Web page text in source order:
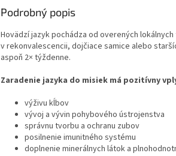
Podrobný popis
Hovädzí jazyk pochádza od overených
v rekonvalescencii, dojčiace samice alebo
aspoň 2× týždenne.
Zaradenie jazyka do misiek má pozitívny
výživu kĺbov
vývoj a vývin pohybového ústrojenstva
správnu tvorbu a ochranu zubov
posilnenie imunitného systému
doplnenie minerálnych látok a